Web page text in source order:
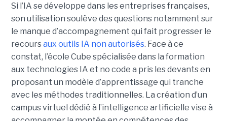
Si l’IA se développe dans les entreprises françaises,
son utilisation soulève des questions notamment sur
le manque d’accompagnement qui fait progresser le
recoursaux outils IA non autorisés. Face à ce
constat, l’école Cube spécialisée dans la formation
aux technologies IA et no code a pris les devants en
proposant un modèle d’apprentissage qui tranche
avec les méthodes traditionnelles. La création d’un
campus virtuel dédié à l’intelligence artificielle vise à